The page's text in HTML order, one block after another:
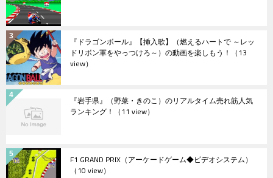
『ドラゴンボール』【挿入歌】（燃えるハートで ～レッ
ドリボン軍をやっつけろ～）の動画を楽しもう！ （13
view）
『岩手県』（野菜・きのこ）のリアルタイム売れ筋人気
ランキング！ （11 view）
F1 GRAND PRIX（アーケードゲーム◆ビデオシステム）
（10 view）